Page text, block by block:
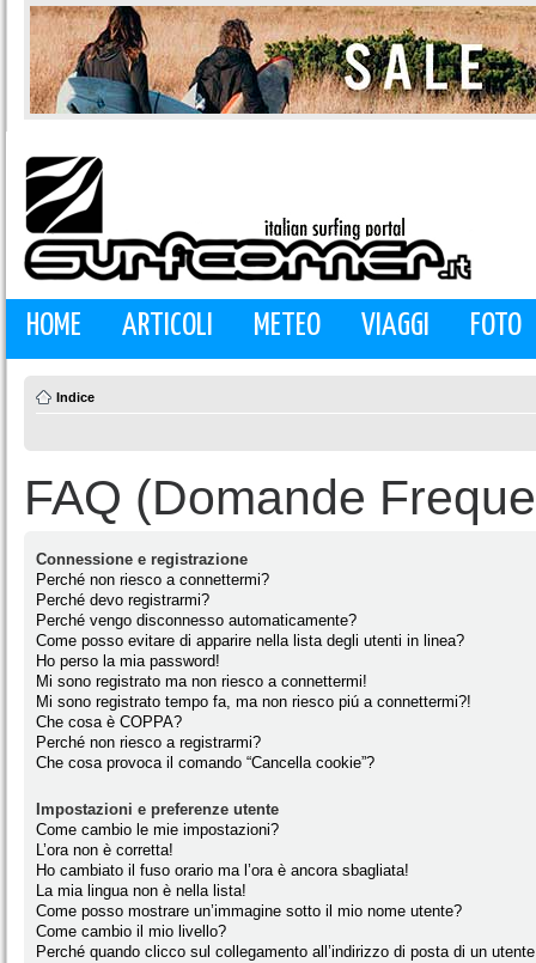
HOME ARTICOLI METEO VIAGGI FOTO
Indice
FAQ (Domande
Connessione e registrazione
Perché non riesco a connettermi?
Perché devo registrarmi?
Perché vengo disconnesso automaticamente?
Come posso evitare di apparire nella lista degli utenti in linea?
Ho perso la mia password!
Mi sono registrato ma non riesco a connettermi!
Mi sono registrato tempo fa, ma non riesco piú a connettermi?!
Che cosa è COPPA?
Perché non riesco a registrarmi?
Che cosa provoca il comando “Cancella cookie”?
Impostazioni e preferenze utente
Come cambio le mie impostazioni?
L’ora non è corretta!
Ho cambiato il fuso orario ma l’ora è ancora sbagliata!
La mia lingua non è nella lista!
Come posso mostrare un’immagine sotto il mio nome utente?
Come cambio il mio livello?
Perché quando clicco sul collegamento all’indirizzo di posta di un